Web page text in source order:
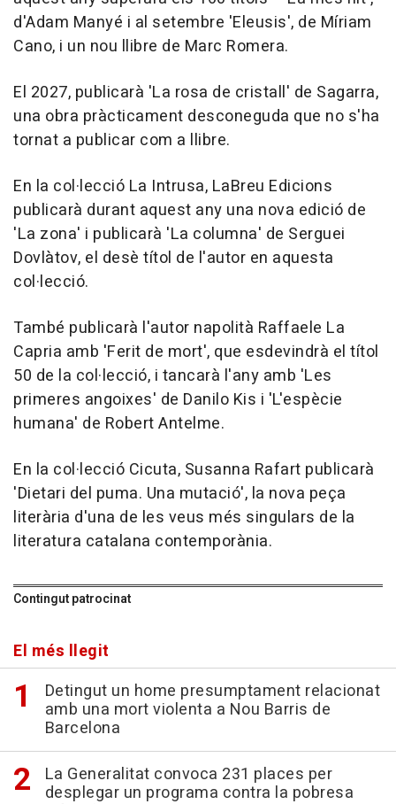
d'Adam Manyé i al setembre 'Eleusis', de Míriam
Cano, i un nou llibre de Marc Romera.
El 2027, publicarà 'La rosa de cristall' de Sagarra,
una obra pràcticament desconeguda que no s'ha
tornat a publicar com a llibre.
En la col·lecció La Intrusa, LaBreu Edicions
publicarà durant aquest any una nova edició de
'La zona' i publicarà 'La columna' de Serguei
Dovlàtov, el desè títol de l'autor en aquesta
col·lecció.
També publicarà l'autor napolità Raffaele La
Capria amb 'Ferit de mort', que esdevindrà el títol
50 de la col·lecció, i tancarà l'any amb 'Les
primeres angoixes' de Danilo Kis i 'L'espècie
humana' de Robert Antelme.
En la col·lecció Cicuta, Susanna Rafart publicarà
'Dietari del puma. Una mutació', la nova peça
literària d'una de les veus més singulars de la
literatura catalana contemporània.
Contingut patrocinat
El més llegit
Detingut un home presumptament relacionat
amb una mort violenta a Nou Barris de
Barcelona
La Generalitat convoca 231 places per
desplegar un programa contra la pobresa